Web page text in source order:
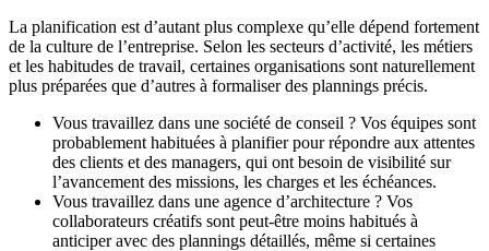
La planification est d’autant plus complexe qu’elle dépend fortement
de la culture de l’entreprise. Selon les secteurs d’activité, les métiers
et les habitudes de travail, certaines organisations sont naturellement
plus préparées que d’autres à formaliser des plannings précis.
Vous travaillez dans une société de conseil ? Vos équipes sont
probablement habituées à planifier pour répondre aux attentes
des clients et des managers, qui ont besoin de visibilité sur
l’avancement des missions, les charges et les échéances.
Vous travaillez dans une agence d’architecture ? Vos
collaborateurs créatifs sont peut-être moins habitués à
anticiper avec des plannings détaillés, même si certaines